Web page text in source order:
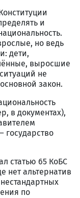
и
но ведь
дети,
выросшие
не
закон.
в документах),
государство
статью 65 КоБС
нет альтернатив
по